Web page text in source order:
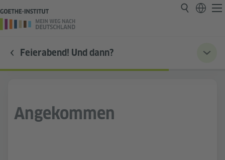
Feierabend! Und dann?
Angekommen